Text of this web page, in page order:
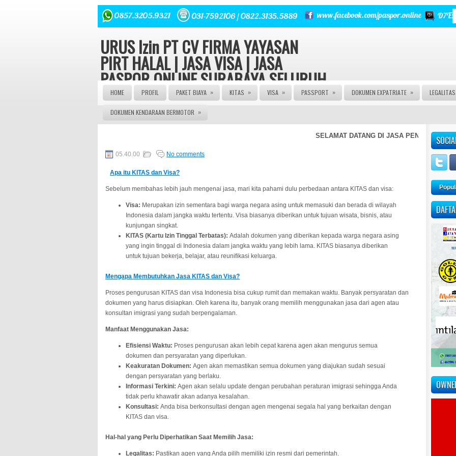
URUS Izin PT CV FIRMA YAYASAN
PIRT HALAL | JASA VISA | JASA
PASPOR ONLINE SURABAYA SELURUH
INDONESIA
Konsultasi hukum dan Perizinan Gratis | Urus Izin PT CV FIRMA
082143149379 | JASA PASPOR ONLINE | JASA PASPOR RUSAK |
PEMBUATAN KITAS | JASA PEMBUATAN PASPOR | JASA PEMBUATAN
JASA PEMBUATAN PT | SIUP | NPWP
HOME PROFIL PAKET BIAYA » KITAS » VISA » PASSPORT » DOKUMEN EXPATRIATE »
DOKUMEN KENDARAAN BERMOTOR »
SELAMAT DATANG DI JASA PENGURUSAN
05.40.00 No comments
Apa itu KITAS dan Visa?
Sebelum membahas lebih jauh mengenai jasa, mari kita pahami dulu perbedaan antara KITAS dan visa:
Visa: Merupakan izin sementara bagi warga negara asing untuk memasuki dan berada di wilayah
Indonesia dalam jangka waktu tertentu. Visa biasanya diberikan untuk tujuan wisata, bisnis, atau
kunjungan singkat.
KITAS (Kartu Izin Tinggal Terbatas): Adalah dokumen yang diberikan kepada warga negara asing
yang ingin tinggal di Indonesia dalam jangka waktu yang lebih lama. KITAS biasanya diberikan
untuk tujuan bekerja, belajar, atau reunifikasi keluarga.
Mengapa Membutuhkan Jasa KITAS dan Visa?
Proses pengurusan KITAS dan visa Indonesia bisa cukup rumit dan memakan waktu. Banyak persyaratan dan
dokumen yang harus disiapkan. Oleh karena itu, banyak orang memilih menggunakan jasa dari agen atau
konsultan imigrasi yang sudah berpengalaman.
Manfaat Menggunakan Jasa:
Efisiensi Waktu: Proses pengurusan akan lebih cepat karena agen akan mengurus semua
dokumen dan persyaratan yang diperlukan.
Keakuratan Dokumen: Agen akan memastikan semua dokumen yang diajukan sudah sesuai
dengan persyaratan yang berlaku.
Informasi Terkini: Agen akan selalu update dengan perubahan peraturan imigrasi sehingga Anda
tidak perlu khawatir akan adanya kesalahan.
Konsultasi: Anda bisa berkonsultasi dengan agen mengenai segala hal yang berkaitan dengan
KITAS dan visa.
Hal-hal yang Perlu Diperhatikan Saat Memilih Jasa:
Legalitas: Pastikan agen yang Anda pilih memiliki izin resmi dari pemerintah.